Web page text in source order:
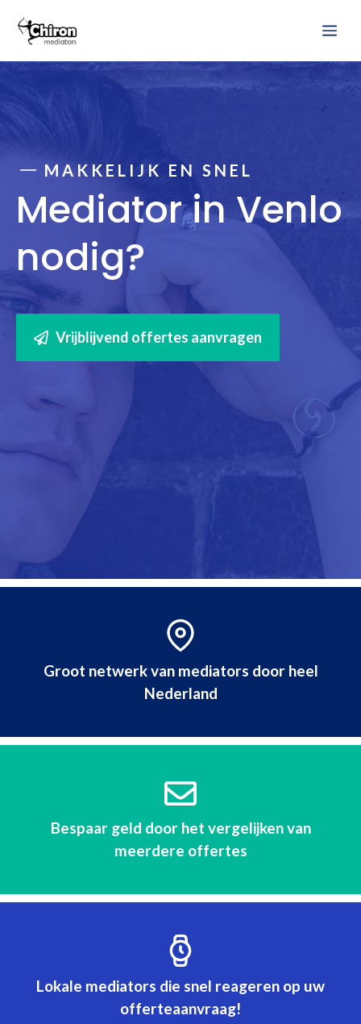
naar
MAKKELIJK EN SNEL
Mediator in Venlo
nodig?
Vrijblijvend offertes aanvragen
Groot netwerk van mediators door heel
Nederland
Bespaar geld door het vergelijken van
meerdere offertes
Lokale mediators die snel reageren op uw
offerteaanvraag!